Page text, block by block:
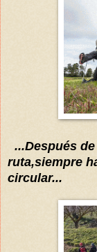
...Después
ruta,siempre
circular...